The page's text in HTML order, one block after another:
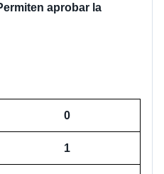
aprobar la
0
1